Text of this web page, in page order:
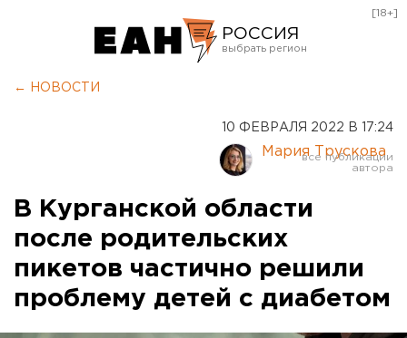
РОССИЯ
Курган
Оренбург
[18+]
← НОВОСТИ
10 ФЕВРАЛЯ 2022 В 17:24
Мария Трускова
В Курганской области
после родительских
пикетов частично решили
проблему детей с диабетом